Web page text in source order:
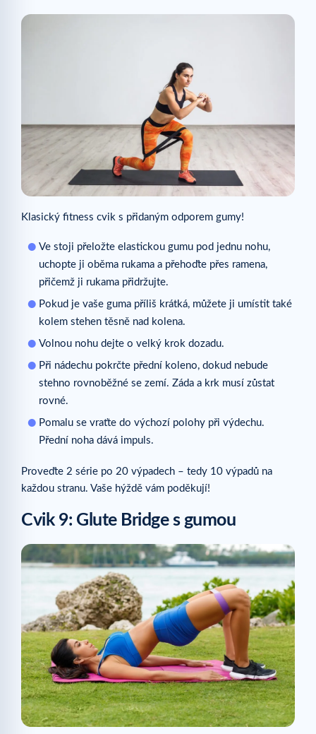
Klasický fitness cvik s přidaným odporem gumy!
Ve stoji přeložte elastickou gumu pod jednu nohu,
uchopte ji oběma rukama a přehoďte přes ramena,
přičemž ji rukama přidržujte.
Pokud je vaše guma příliš krátká, můžete ji umístit také
kolem stehen těsně nad kolena.
Volnou nohu dejte o velký krok dozadu.
Při nádechu pokrčte přední koleno, dokud nebude
stehno rovnoběžné se zemí. Záda a krk musí zůstat
rovné.
Pomalu se vraťte do výchozí polohy při výdechu.
Přední noha dává impuls.
Proveďte 2 série po 20 výpadech – tedy 10 výpadů na
každou stranu. Vaše hýždě vám poděkují!
Cvik 9: Glute Bridge s gumou